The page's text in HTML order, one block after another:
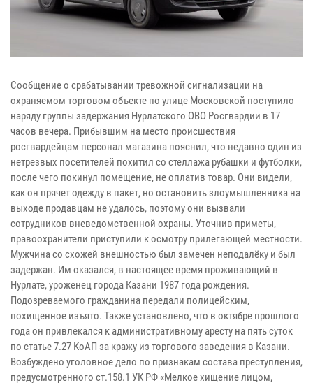
Сообщение о срабатывании тревожной сигнализации на
охраняемом торговом объекте по улице Московской поступило
наряду группы задержания Нурлатского ОВО Росгвардии в 17
часов вечера. Прибывшим на место происшествия
росгвардейцам персонал магазина пояснил, что недавно один из
нетрезвых посетителей похитил со стеллажа рубашки и футболки,
после чего покинул помещение, не оплатив товар. Они видели,
как он прячет одежду в пакет, но остановить злоумышленника на
выходе продавцам не удалось, поэтому они вызвали
сотрудников вневедомственной охраны. Уточнив приметы,
правоохранители приступили к осмотру прилегающей местности.
Мужчина со схожей внешностью был замечен неподалёку и был
задержан. Им оказался, в настоящее время проживающий в
Нурлате, уроженец города Казани 1987 года рождения.
Подозреваемого гражданина передали полицейским,
похищенное изъято. Также установлено, что в октябре прошлого
года он привлекался к административному аресту на пять суток
по статье 7.27 КоАП за кражу из торгового заведения в Казани.
Возбуждено уголовное дело по признакам состава преступления,
предусмотренного ст.158.1 УК РФ «Мелкое хищение лицом,